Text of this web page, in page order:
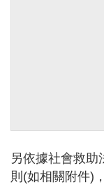
另依據社會救助
則(如相關附件)